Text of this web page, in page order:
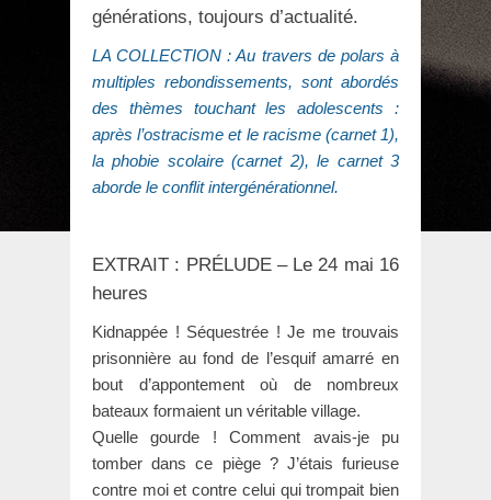
générations, toujours d’actualité.
LA COLLECTION : Au travers de polars à
multiples rebondissements, sont abordés
des thèmes touchant les adolescents :
après l’ostracisme et le racisme (carnet 1),
la phobie scolaire (carnet 2), le carnet 3
aborde le conflit intergénérationnel.
EXTRAIT : PRÉLUDE – Le 24 mai 16
heures
Kidnappée ! Séquestrée ! Je me trouvais
prisonnière au fond de l’esquif amarré en
bout d’appontement où de nombreux
bateaux formaient un véritable village.
Quelle gourde ! Comment avais-je pu
tomber dans ce piège ? J’étais furieuse
contre moi et contre celui qui trompait bien